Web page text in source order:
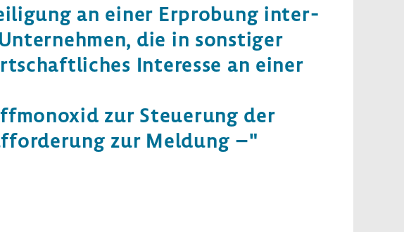
an einer Erpro­bung inter­
die in sons­tiger
Inter­esse an einer
zur Steue­rung der
zur Meldung –"